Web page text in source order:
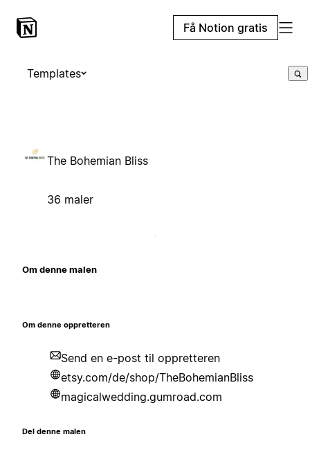
Få Notion gratis
Templates
The Bohemian Bliss
36 maler
Om denne malen
Om denne oppretteren
Send en e-post til oppretteren
etsy.com/de/shop/TheBohemianBliss
magicalwedding.gumroad.com
Del denne malen